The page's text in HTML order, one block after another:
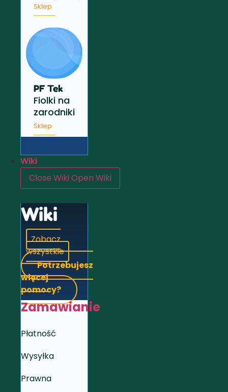
Sklep
PF Tek
Fiolki na
zarodniki
Sklep
Wiki
Close WikiOpen Wiki
Wiki
Zobacz
wszystkie
Potrzebujesz
więcej
pomocy?
Zamawianie
Płatność
Wysyłka
Prawna